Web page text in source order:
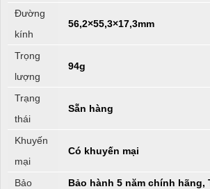
Đường
kính
56,2×55,3×17,3mm
Trọng
lượng
94g
Trạng
thái
Sẵn hàng
Khuyến
mại
Có khuyến mại
Bảo
Bảo hành 5 năm chính hãng,